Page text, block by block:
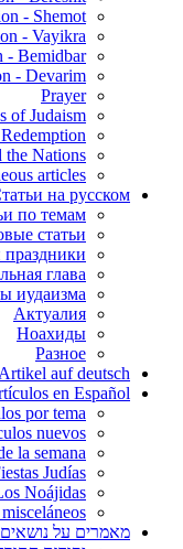
- Shemot
- Vayikra
- Bemidbar
- Devarim
Prayer
of Judaism
the Nations
articles
на русском
по темам
статьи
глава
иудаизма
Актуалия
Ноахиды
Разное
Artikel auf deutsch
en Español
por tema
nuevos
la semana
Judías
Noájidas
מאמרים על נושאים